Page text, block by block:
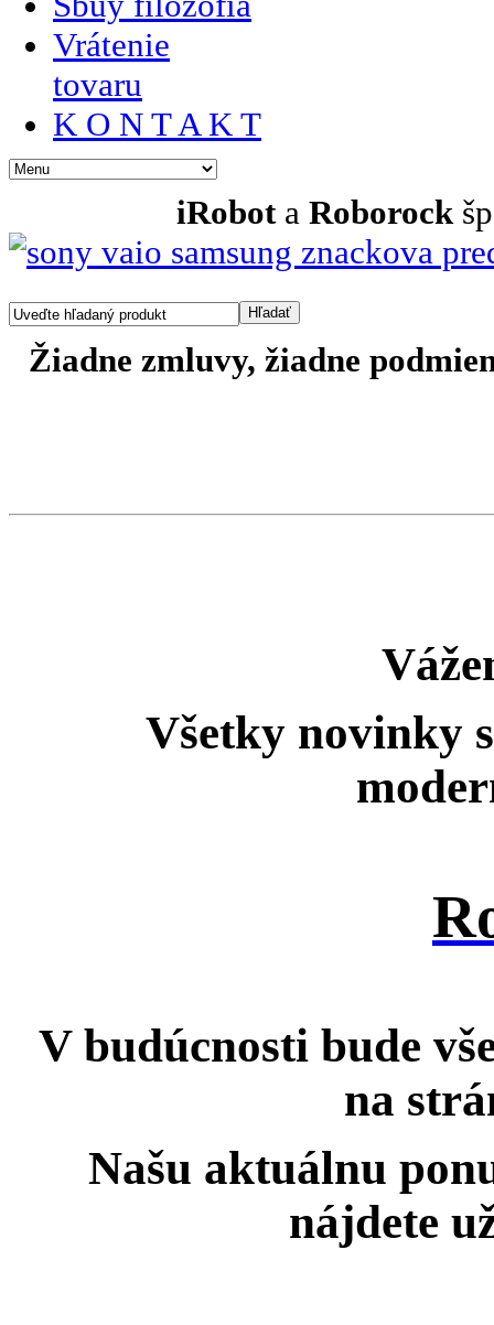
Vrátenie
tovaru
K O N T A K T
iRobot a Roborock
Žiadne zmluvy, žiadne
Všetky novinky
V budúcnosti bude
na
Našu aktuálnu
nájdete